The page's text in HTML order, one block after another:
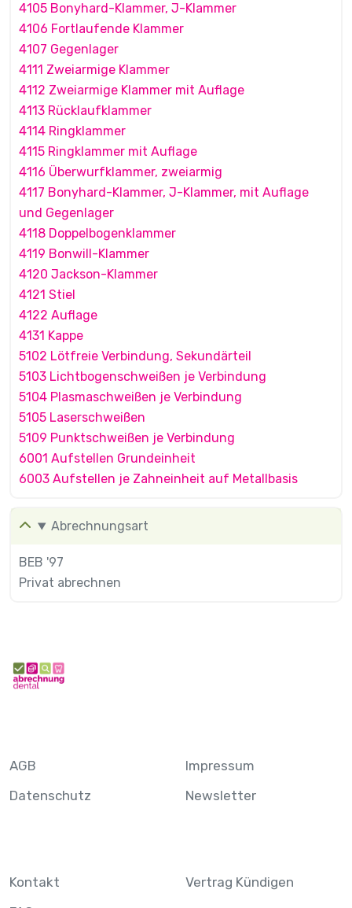
4105 Bonyhard-Klammer, J-Klammer
4106 Fortlaufende Klammer
4107 Gegenlager
4111 Zweiarmige Klammer
4112 Zweiarmige Klammer mit Auflage
4113 Rücklaufklammer
4114 Ringklammer
4115 Ringklammer mit Auflage
4116 Überwurfklammer, zweiarmig
4117 Bonyhard-Klammer, J-Klammer, mit Auflage
und Gegenlager
4118 Doppelbogenklammer
4119 Bonwill-Klammer
4120 Jackson-Klammer
4121 Stiel
4122 Auflage
4131 Kappe
5102 Lötfreie Verbindung, Sekundärteil
5103 Lichtbogenschweißen je Verbindung
5104 Plasmaschweißen je Verbindung
5105 Laserschweißen
5109 Punktschweißen je Verbindung
6001 Aufstellen Grundeinheit
6003 Aufstellen je Zahneinheit auf Metallbasis
Abrechnungsart
BEB '97
Privat abrechnen
AGB
Datenschutz
Impressum
Newsletter
Kontakt
Vertrag Kündigen